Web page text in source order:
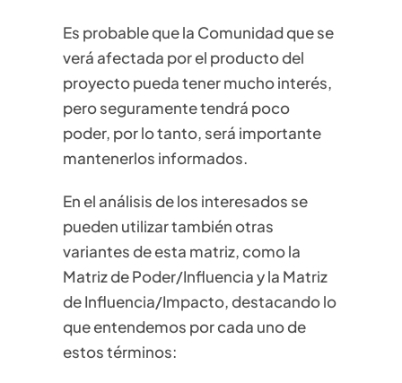
Es probable que la Comunidad que se
verá afectada por el producto del
proyecto pueda tener mucho interés,
pero seguramente tendrá poco
poder, por lo tanto, será importante
mantenerlos informados.
En el análisis de los interesados se
pueden utilizar también otras
variantes de esta matriz, como la
Matriz de Poder/Influencia y la Matriz
de Influencia/Impacto, destacando lo
que entendemos por cada uno de
estos términos: